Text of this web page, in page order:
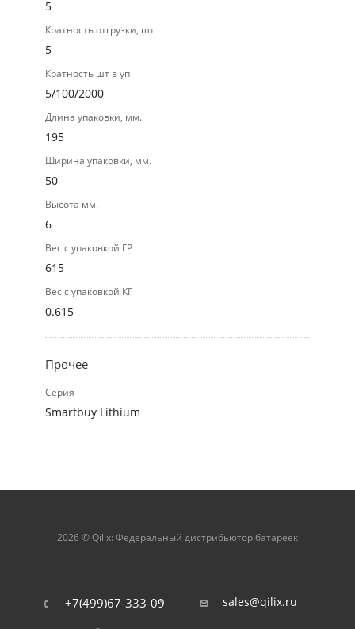
5
Кратность отгрузки, шт
5
Кратность шт в уп
5/100/2000
Длина упаковки, мм.
195
Ширина упаковки, мм.
50
Высота мм.
6
Вес с упаковкой ГР
615
Вес с упаковкой КГ
0.615
Прочее
Серия
Smartbuy Lithium
2026 © Qilix: Федеральный дистрибьютор батареек
+7(499)67-333-09 sales@qilix.ru